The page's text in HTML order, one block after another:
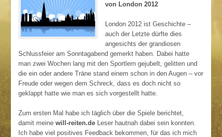
von London 2012
London 2012 ist Geschichte –
auch der Letzte dürfte dies
angesichts der grandiosen
Schlussfeier am Sonntagabend gemerkt haben. Dabei hatte
man zwei Wochen lang mit den Sportlern gejubelt, gelitten und
die ein oder andere Träne stand einem schon in den Augen – vor
Freude oder wegen dem Schreck, dass es doch nicht so
geklappt hatte wie man es sich vorgestellt hatte.
Zum ersten Mal habe ich täglich über die Spiele berichtet,
damit meinewill-reiten.de Leser hautnah dabei sein konnten.
Ich habe viel positives Feedback bekommen, für das ich mich